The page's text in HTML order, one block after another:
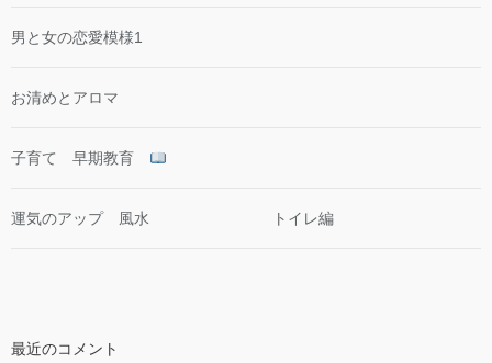
男と女の恋愛模様1
お清めとアロマ
子育て 早期教育
運気のアップ 風水 トイレ編
最近のコメント